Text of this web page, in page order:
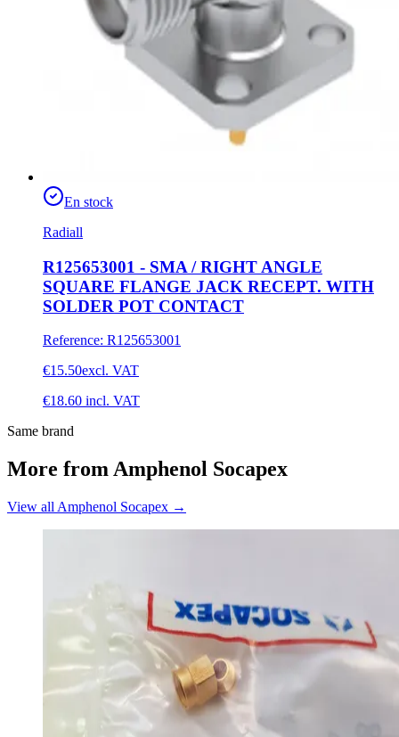
En stock
Radiall
R125653001 - SMA / RIGHT ANGLE
SQUARE FLANGE JACK RECEPT. WITH
SOLDER POT CONTACT
Reference: R125653001
€15.50excl. VAT
€18.60 incl. VAT
Same brand
More from Amphenol Socapex
View all Amphenol Socapex →